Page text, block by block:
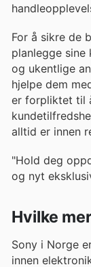
For å sikre de
planlegge sine
og ukentlige
hjelpe dem
er forpliktet til
alltid er innen
"Hold deg
og nyt
Hvilke
Sony i Norge
innen